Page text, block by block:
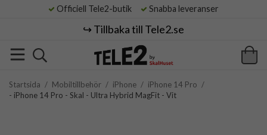
Officiell Tele2-butik Snabba leveranser
↪️ Tillbaka till Tele2.se
Startsida / Mobiltillbehör / iPhone / iPhone 14 Pro /
- iPhone 14 Pro - Skal - Ultra Hybrid MagFit - Vit